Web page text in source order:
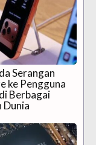
Serangan
ke Pengguna
Berbagai
Dunia